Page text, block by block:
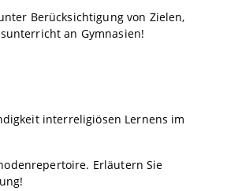
Berücksichtigung von Zielen,
an Gymnasien!
interreligiösen Lernens im
Erläutern Sie